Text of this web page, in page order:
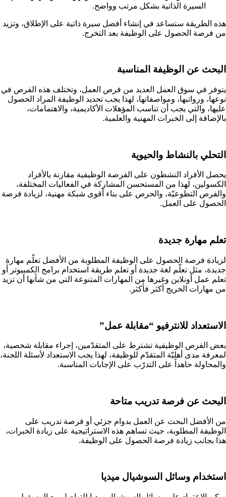
السيرة الذاتية بشكل مرتب وواضح.
هذه الطريقة ستساعد في إنشاء أفضل سيرة ذاتية على الإطلاق، وتزيد
من فرصة الحصول على الوظيفة بعد التخرج.
البحث عن الوظيفة المناسبة
يتوفر في سوق العمل العديد من فرص العمل، وتختلف هذه الفرص في
نوعها، ورواتبها، ومواصفاتها، لهذا يجب تحديد الوظيفة المراد الحصول
عليها، والتي يجب أن تناسب المؤهلات الأكاديمية، والاهتمامات،
بالإضافة إلى الخبرات المهنية والعلمية.
التحلي بالنشاط والحيوية
يحصل الأفراد النشطون على الفرصة الوظيفية مقارنة بالأفراد
الكسولين، لهذا من المستحسن المشاركة في الفعاليات المختلفة،
والفرص التطوعيّة، والحرص على بناء أقوى شبكة مهنية، لزيادة فرصة
الحصول على العمل.
تعلم مهارة جديدة
لزيادة فرصة الحصول على الوظيفة المطلوبة من الأفضل تعلّم مهارة
جديدة، مثل تعلّم لغة جديدة أو تعلم طريقة استخدام برامج الكمبيوتر أو
تعلم عمل أونلاين وغيرها من المهارات المتنوعة التي من شأنها أن تزيد
من مهارات الخريج أكثر فأكثر.
الاستعداد للانترفيو “مقابلة عمل”
بعض الفرص الوظيفية تشترط على المتقدّمين، إجراء مقابلة شخصية،
لمعرفة مدى أهليّة المتقدّم للوظيفة، لهذا يجب الاستعداد لأسئلة اللجنة،
والمحاولة حاهداً على التدرّب على الإجابات المناسبة.
البحث عن فرصة تدريب متاحة
من الأفضل البحث عن العمل بدوام جزئي أو فرصة تدريب على
الوظيفة المطلوبة، حيث تساهم هذه الاستراتيجية على زيادة الخبرات،
هذا بجانب زيادة فرصة الحصول على الوظيفة.
استخدام وسائل السوشيال ميديا